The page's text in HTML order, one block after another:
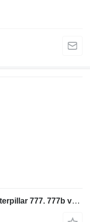
Caterpillar Amortiguador para Caterpillar 777. 777b volquete rígido